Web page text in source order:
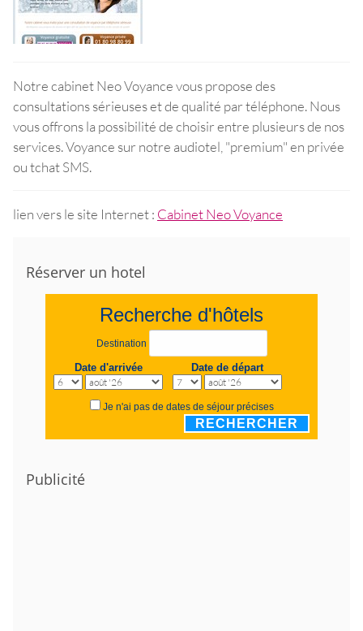
Notre cabinet Neo Voyance vous propose des
consultations sérieuses et de qualité par téléphone. Nous
vous offrons la possibilité de choisir entre plusieurs de nos
services. Voyance sur notre audiotel, "premium" en privée
ou tchat SMS.
lien vers le site Internet : Cabinet Neo Voyance
Réserver un hotel
Recherche d'hôtels
Destination
Date d'arrivée Date de départ
Je n'ai pas de dates de séjour précises
RECHERCHER
Publicité